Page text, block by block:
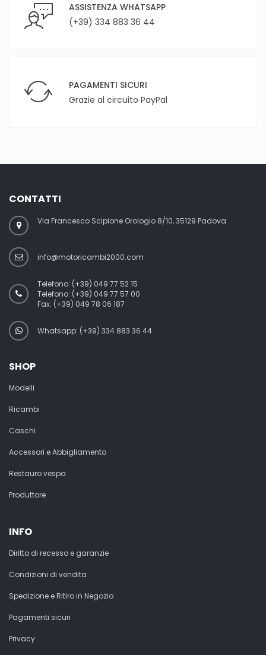
ASSISTENZA WHATSAPP
(+39) 334 883 36 44
PAGAMENTI SICURI
Grazie al circuito PayPal
CONTATTI
Via Francesco Scipione Orologio 8/10, 35129 Padova
info@motoricambi2000.com
Telefono: (+39) 049 77 52 15
Telefono: (+39) 049 77 57 00
Fax: (+39) 049 78 06 187
Whatsapp: (+39) 334 883 36 44
SHOP
Modelli
Ricambi
Caschi
Accessori e Abbigliamento
Restauro vespa
Produttore
INFO
Diritto di recesso e garanzie
Condizioni di vendita
Spedizione e Ritiro in Negozio
Pagamenti sicuri
Privacy